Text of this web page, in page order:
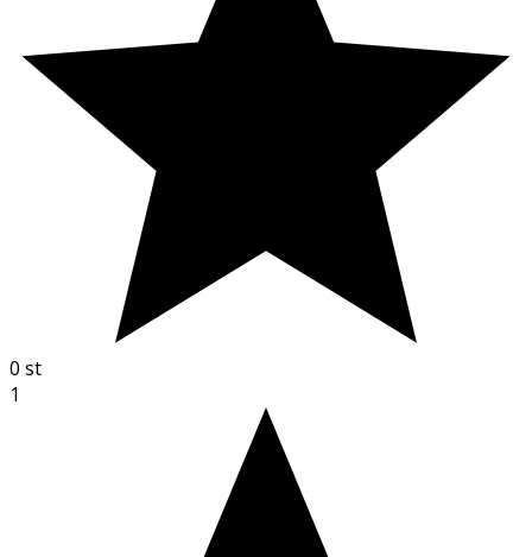
0 st
1